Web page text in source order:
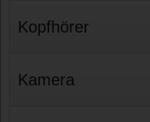
Kopfhörer
Kamera